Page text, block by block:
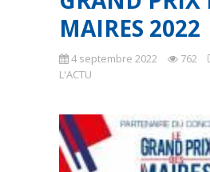
MAIRES 2022
4 septembre 2022 762
L'ACTU